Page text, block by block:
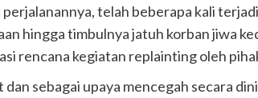
perjalanannya, telah beberapa kali
hingga timbulnya jatuh korban jiwa
rencana kegiatan replainting oleh
sebagai upaya mencegah secara